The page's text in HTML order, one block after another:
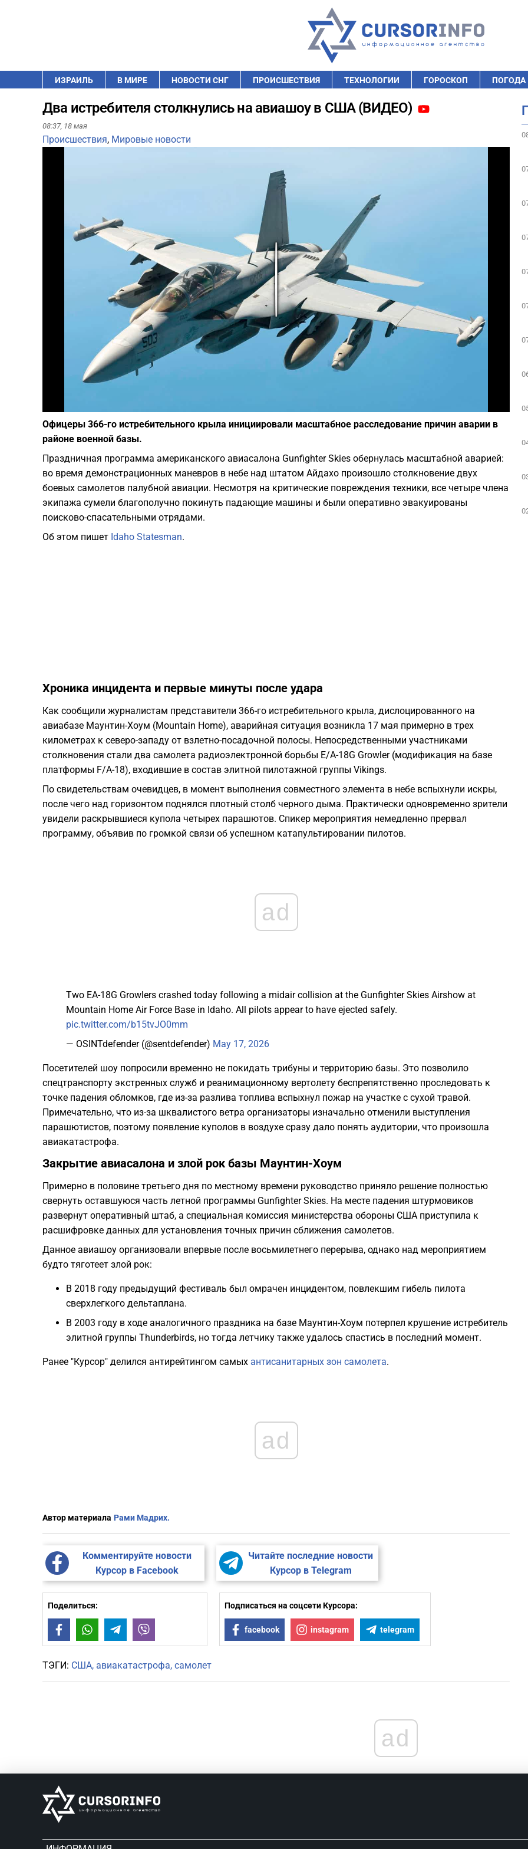
ИЗРАИЛЬ В МИРЕ НОВОСТИ СНГ ПРОИСШЕСТВИЯ ТЕХНОЛОГИИ ГОРОСКОП ПОГОДА
Два истребителя столкнулись на авиашоу в США (ВИДЕО)
08:37, 18 мая
Происшествия, Мировые новости
Play
Офицеры 366-го истребительного крыла инициировали масштабное расследование причин аварии в
районе военной базы.
Праздничная программа американского авиасалона Gunfighter Skies обернулась масштабной аварией:
во время демонстрационных маневров в небе над штатом Айдахо произошло столкновение двух
боевых самолетов палубной авиации. Несмотря на критические повреждения техники, все четыре члена
экипажа сумели благополучно покинуть падающие машины и были оперативно эвакуированы
поисково-спасательными отрядами.
Об этом пишет Idaho Statesman.
Хроника инцидента и первые минуты после удара
Как сообщили журналистам представители 366-го истребительного крыла, дислоцированного на
авиабазе Маунтин-Хоум (Mountain Home), аварийная ситуация возникла 17 мая примерно в трех
километрах к северо-западу от взлетно-посадочной полосы. Непосредственными участниками
столкновения стали два самолета радиоэлектронной борьбы E/A-18G Growler (модификация на базе
платформы F/A-18), входившие в состав элитной пилотажной группы Vikings.
По свидетельствам очевидцев, в момент выполнения совместного элемента в небе вспыхнули искры,
после чего над горизонтом поднялся плотный столб черного дыма. Практически одновременно зрители
увидели раскрывшиеся купола четырех парашютов. Спикер мероприятия немедленно прервал
программу, объявив по громкой связи об успешном катапультировании пилотов.
ad
Two EA-18G Growlers crashed today following a midair collision at the Gunfighter Skies Airshow at
Mountain Home Air Force Base in Idaho. All pilots appear to have ejected safely.
pic.twitter.com/b15tvJO0mm
— OSINTdefender (@sentdefender) May 17, 2026
Посетителей шоу попросили временно не покидать трибуны и территорию базы. Это позволило
спецтранспорту экстренных служб и реанимационному вертолету беспрепятственно проследовать к
точке падения обломков, где из-за разлива топлива вспыхнул пожар на участке с сухой травой.
Примечательно, что из-за шквалистого ветра организаторы изначально отменили выступления
парашютистов, поэтому появление куполов в воздухе сразу дало понять аудитории, что произошла
авиакатастрофа.
Закрытие авиасалона и злой рок базы Маунтин-Хоум
Примерно в половине третьего дня по местному времени руководство приняло решение полностью
свернуть оставшуюся часть летной программы Gunfighter Skies. На месте падения штурмовиков
развернут оперативный штаб, а специальная комиссия министерства обороны США приступила к
расшифровке данных для установления точных причин сближения самолетов.
Данное авиашоу организовали впервые после восьмилетнего перерыва, однако над мероприятием
будто тяготеет злой рок:
В 2018 году предыдущий фестиваль был омрачен инцидентом, повлекшим гибель пилота
сверхлегкого дельтаплана.
В 2003 году в ходе аналогичного праздника на базе Маунтин-Хоум потерпел крушение истребитель
элитной группы Thunderbirds, но тогда летчику также удалось спастись в последний момент.
Ранее "Курсор" делился антирейтингом самых антисанитарных зон самолета.
ad
Автор материала Рами Мадрих.
Комментируйте новости
Курсор в Facebook
Читайте последние новости
Курсор в Telegram
Поделиться:
FacebookWhatsAppTelegram
Подписаться на соцсети Курсора:
facebook instagram telegram
ТЭГИ: США авиакатастрофа самолет
ad